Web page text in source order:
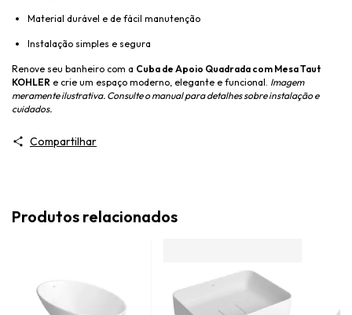
Material durável e de fácil manutenção
Instalação simples e segura
Renove seu banheiro com a Cuba de Apoio Quadrada com Mesa Taut
KOHLER e crie um espaço moderno, elegante e funcional. Imagem
meramente ilustrativa. Consulte o manual para detalhes sobre instalação e
cuidados.
Compartilhar
Produtos relacionados